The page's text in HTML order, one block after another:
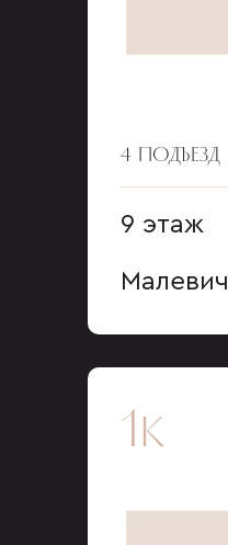
4 ПОДЪЕЗД
9 этаж
Малевич
1к